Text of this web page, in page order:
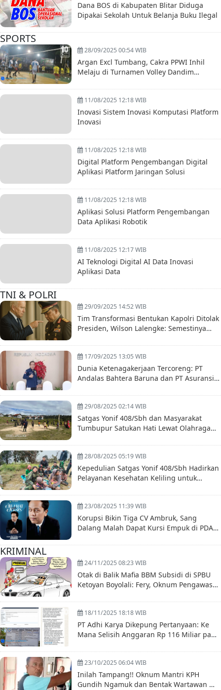
Dana BOS di Kabupaten Blitar Diduga
Dipakai Sekolah Untuk Belanja Buku Ilegal
SPORTS
28/09/2025 00:54 WIB
Argan Excl Tumbang, Cakra PPWI Inhil
Melaju di Turnamen Volley Dandim
11/08/2025 12:18 WIB
Inovasi Sistem Inovasi Komputasi Platform
Inovasi
11/08/2025 12:18 WIB
Digital Platform Pengembangan Digital
Aplikasi Platform Jaringan Solusi
11/08/2025 12:18 WIB
Aplikasi Solusi Platform Pengembangan
Data Aplikasi Robotik
11/08/2025 12:17 WIB
AI Teknologi Digital AI Data Inovasi
Aplikasi Data
TNI & POLRI
29/09/2025 14:52 WIB
Tim Transformasi Bentukan Kapolri Ditolak
Presiden, Wilson Lalengke: Semestinya
17/09/2025 13:05 WIB
Dunia Ketenagakerjaan Tercoreng: PT
Andalas Bahtera Baruna dan PT Asuransi
29/08/2025 02:14 WIB
Satgas Yonif 408/Sbh dan Masyarakat
Tumbupur Satukan Hati Lewat Olahraga
28/08/2025 05:19 WIB
Kepedulian Satgas Yonif 408/Sbh Hadirkan
Pelayanan Kesehatan Keliling untuk
Papua
23/08/2025 11:39 WIB
Korupsi Bikin Tiga CV Ambruk, Sang
Dalang Malah Dapat Kursi Empuk di PDAM
KRIMINAL
24/11/2025 08:23 WIB
Otak di Balik Mafia BBM Subsidi di SPBU
Ketoyan Boyolali: Fery, Oknum Pengawas
18/11/2025 18:18 WIB
PT Adhi Karya Dikepung Pertanyaan: Ke
Mana Selisih Anggaran Rp 116 Miliar pada
23/10/2025 06:04 WIB
Inilah Tampang!! Oknum Mantri KPH
Gundih Ngamuk dan Bentak Wartawan —